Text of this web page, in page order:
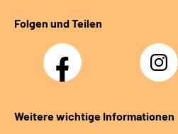
Folgen und Teilen
Facebook Instagram
Weitere wichtige Informationen